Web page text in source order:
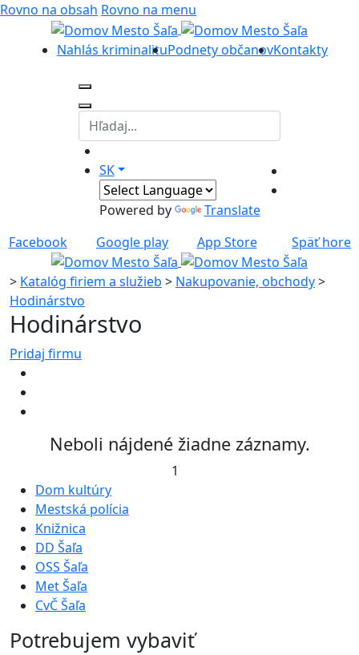
Rovno na obsah Rovno na menu
Nahlás kriminalituPodnety občanovKontakty
SK
Powered by
Translate
Facebook
Google play App Store Späť hore
> Katalóg firiem a služieb > Nakupovanie, obchody>
Hodinárstvo
Hodinárstvo
Pridaj firmu
Neboli nájdené žiadne záznamy.
1
Dom kultúry
Mestská polícia
Knižnica
DD Šaľa
OSS Šaľa
Met Šaľa
CvČ Šaľa
Potrebujem vybaviť